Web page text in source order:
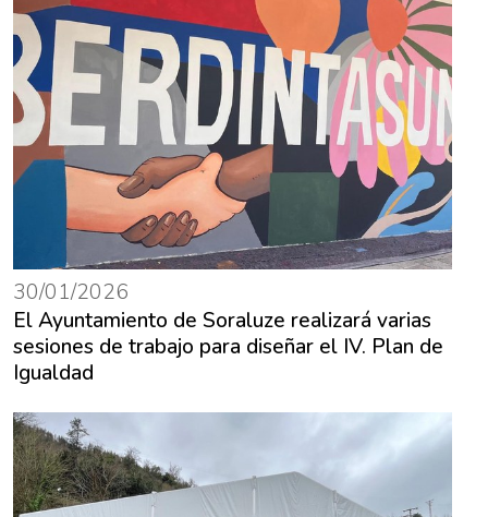
30/01/2026
El Ayuntamiento de Soraluze realizará varias
sesiones de trabajo para diseñar el IV. Plan de
Igualdad